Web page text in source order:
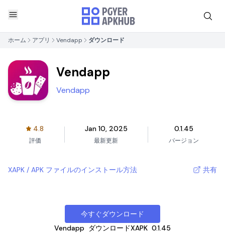
ホーム アプリ Vendapp ダウンロード
Vendapp
Vendapp
4.8
評価
Jan 10, 2025
最新更新
0.1.45
バージョン
XAPK / APK ファイルのインストール方法 共有
今すぐダウンロード
Vendapp
ダウンロードXAPK 0.1.45